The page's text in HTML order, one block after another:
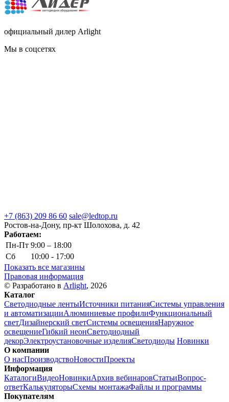
официальный дилер Arlight
Мы в соцсетях
+7 (863) 209 86 60 sale@ledtop.ru
Ростов-на-Дону, пр-кт Шолохова, д. 42
Работаем:
Пн-Пт 9:00 – 18:00
Сб
10:00 - 17:00
Показать все магазины
Правовая информация
© Разработано в Arlight, 2026
Каталог
Светодиодные лентыИсточники питанияСистемы управления
и автоматизацииАлюминиевые профилиФункциональный
светДизайнерский светСистемы освещенияНаружное
освещениеГибкий неонСветодиодный
декорЭлектроустановочные изделияСветодиоды Новинки
О компании
О насПроизводствоНовостиПроекты
Информация
КаталогиВидеоНовинкиАрхив вебинаровСтатьиВопрос-
ответКалькуляторыСхемы монтажаФайлы и программы
Покупателям